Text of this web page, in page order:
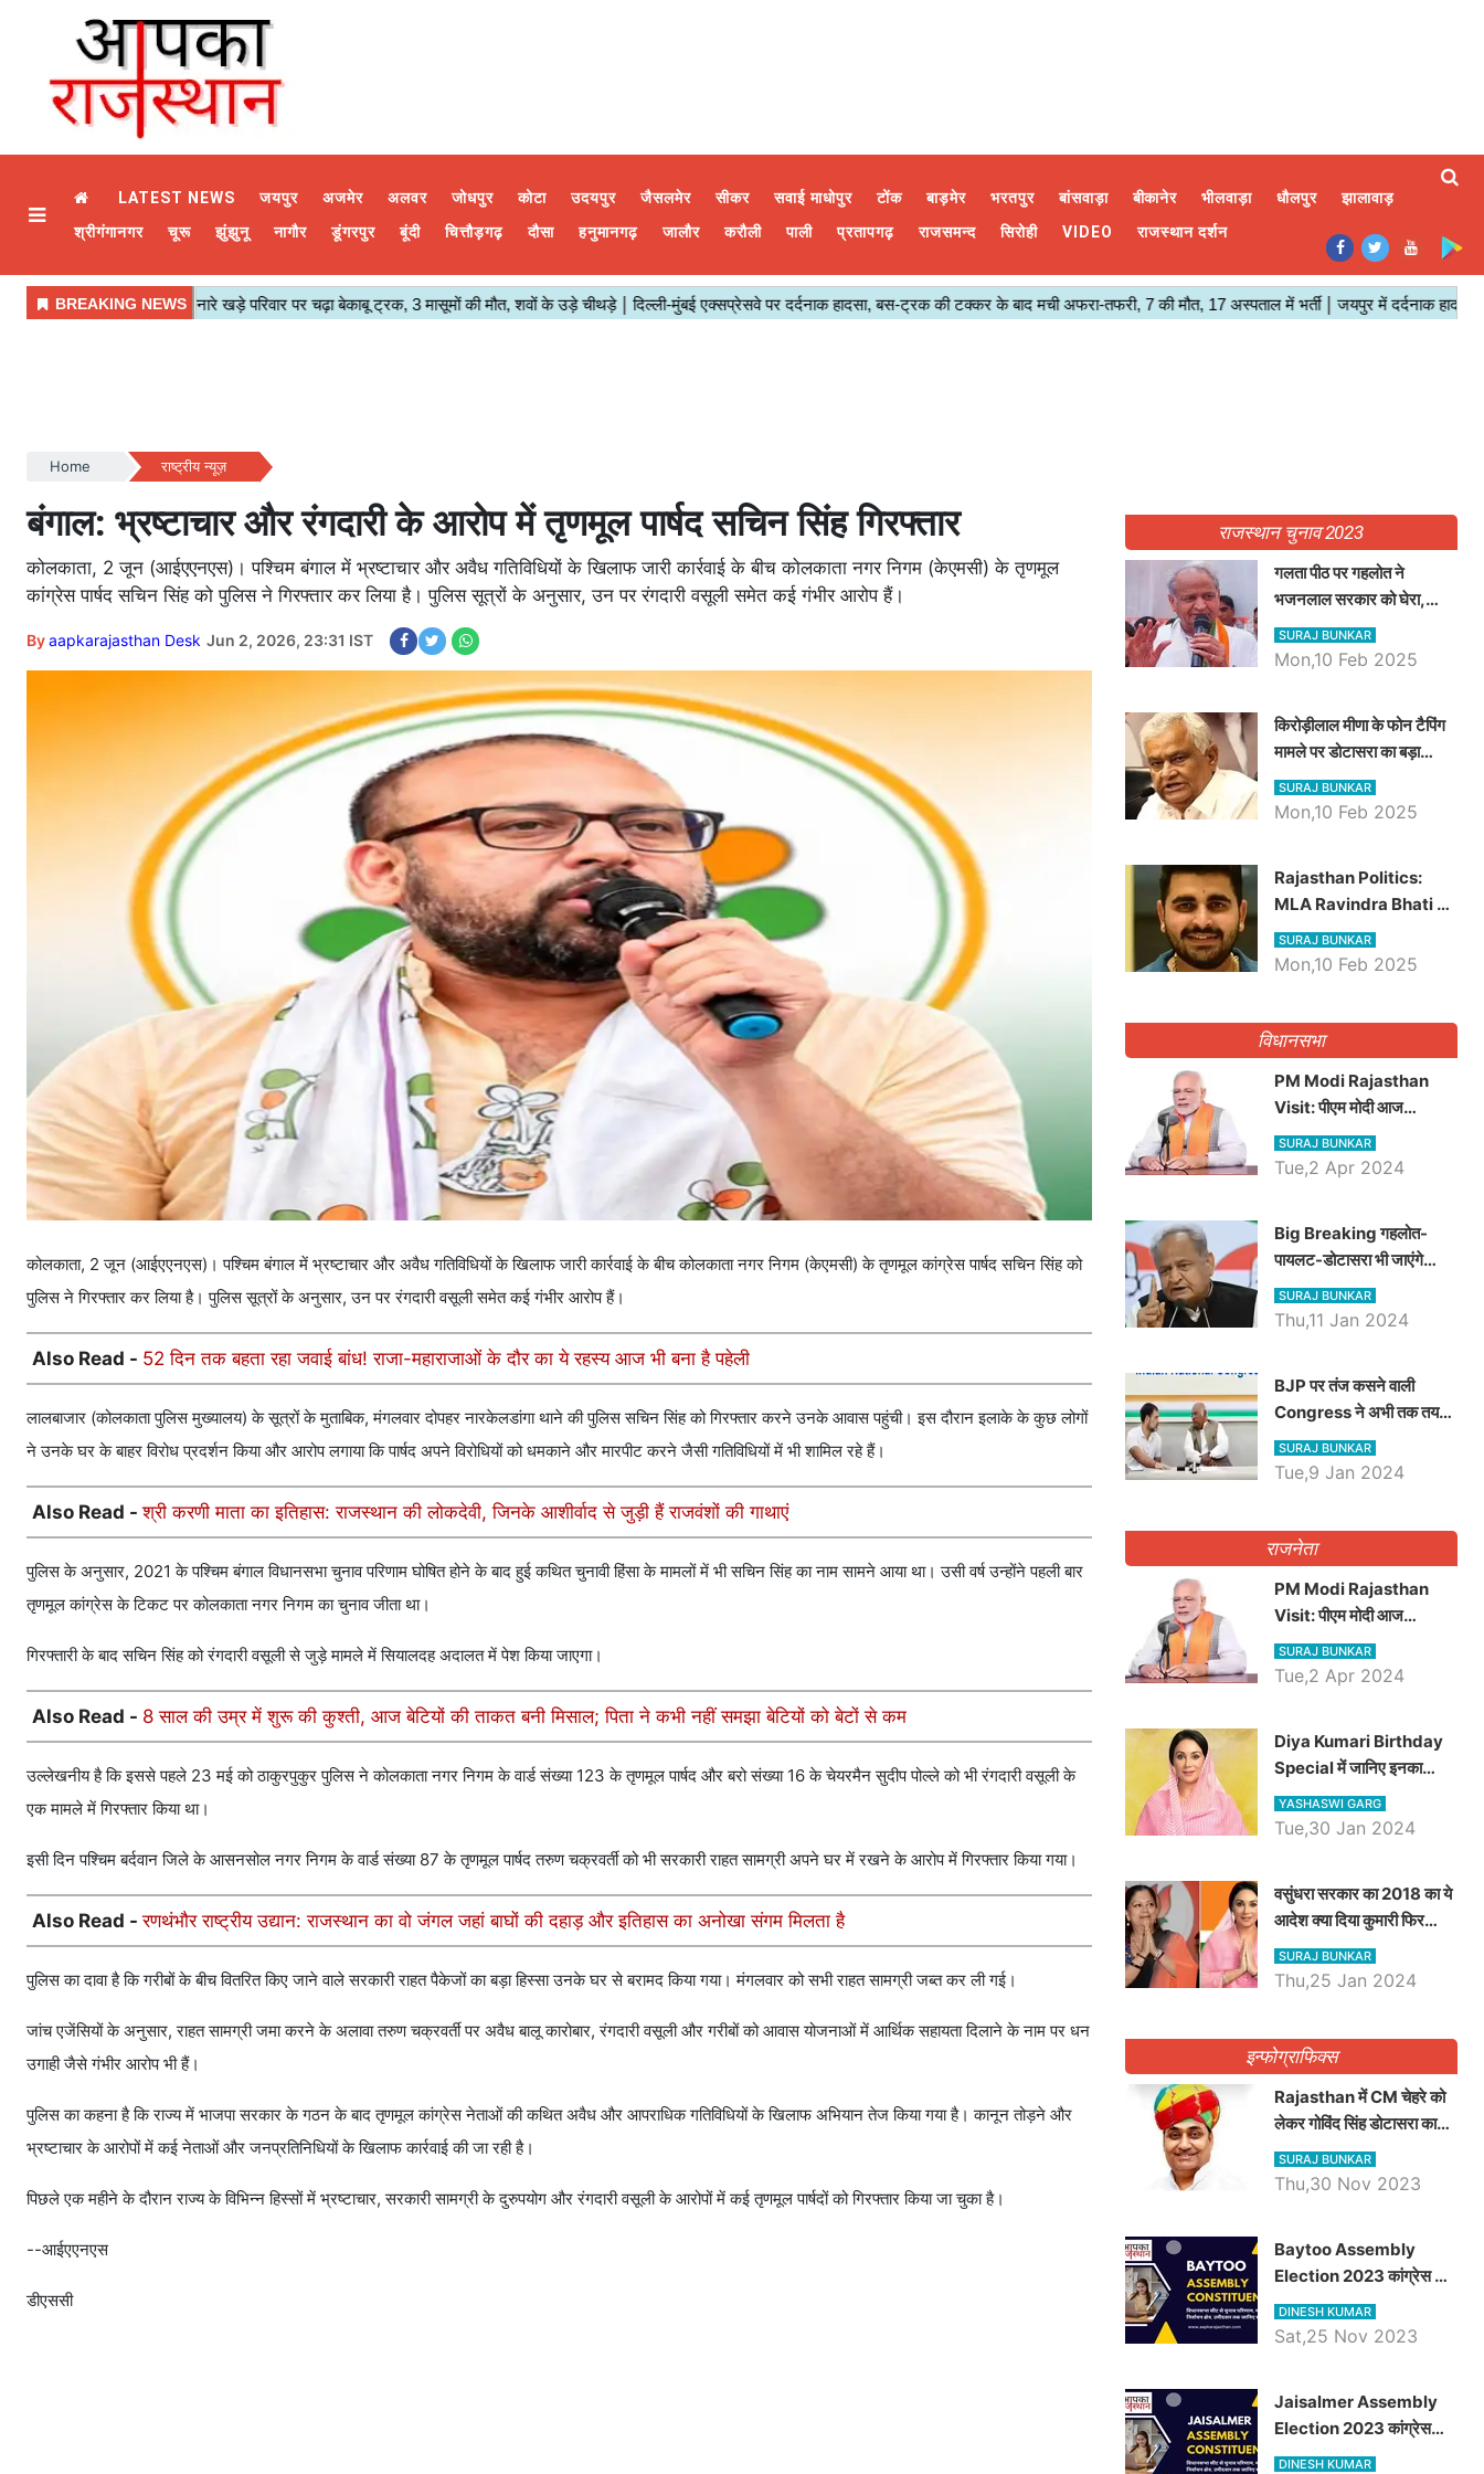
LATEST NEWS जयपुर अजमेर अलवर जोधपुर कोटा उदयपुर जैसलमेर सीकर सवाई माधोपुर टोंक बाड़मेर भरतपुर बांसवाड़ा बीकानेर भीलवाड़ा धौलपुर
झालावाड़
श्रीगंगानगर
चूरू झुंझुनू नागौर डूंगरपुर बूंदी चित्तौड़गढ़ दौसा हनुमानगढ़ जालौर करौली पाली प्रतापगढ़ राजसमन्द सिरोही VIDEO राजस्थान दर्शन
Home राष्ट्रीय न्यूज़
बंगाल: भ्रष्टाचार और रंगदारी के आरोप में तृणमूल पार्षद सचिन सिंह गिरफ्तार
कोलकाता, 2 जून (आईएएनएस)। पश्चिम बंगाल में भ्रष्टाचार और अवैध गतिविधियों के खिलाफ जारी कार्रवाई के बीच कोलकाता नगर निगम (केएमसी) के तृणमूल
कांग्रेस पार्षद सचिन सिंह को पुलिस ने गिरफ्तार कर लिया है। पुलिस सूत्रों के अनुसार, उन पर रंगदारी वसूली समेत कई गंभीर आरोप हैं।
Byaapkarajasthan Desk Jun 2, 2026, 23:31 IST
कोलकाता, 2 जून (आईएएनएस)। पश्चिम बंगाल में भ्रष्टाचार और अवैध गतिविधियों के खिलाफ जारी कार्रवाई के बीच कोलकाता नगर निगम (केएमसी) के तृणमूल कांग्रेस पार्षद सचिन सिंह को
पुलिस ने गिरफ्तार कर लिया है। पुलिस सूत्रों के अनुसार, उन पर रंगदारी वसूली समेत कई गंभीर आरोप हैं।
Also Read - 52 दिन तक बहता रहा जवाई बांध! राजा-महाराजाओं के दौर का ये रहस्य आज भी बना है पहेली
लालबाजार (कोलकाता पुलिस मुख्यालय) के सूत्रों के मुताबिक, मंगलवार दोपहर नारकेलडांगा थाने की पुलिस सचिन सिंह को गिरफ्तार करने उनके आवास पहुंची। इस दौरान इलाके के कुछ लोगों
ने उनके घर के बाहर विरोध प्रदर्शन किया और आरोप लगाया कि पार्षद अपने विरोधियों को धमकाने और मारपीट करने जैसी गतिविधियों में भी शामिल रहे हैं।
Also Read -श्री करणी माता का इतिहास: राजस्थान की लोकदेवी, जिनके आशीर्वाद से जुड़ी हैं राजवंशों की गाथाएं
पुलिस के अनुसार, 2021 के पश्चिम बंगाल विधानसभा चुनाव परिणाम घोषित होने के बाद हुई कथित चुनावी हिंसा के मामलों में भी सचिन सिंह का नाम सामने आया था। उसी वर्ष उन्होंने पहली बार
तृणमूल कांग्रेस के टिकट पर कोलकाता नगर निगम का चुनाव जीता था।
गिरफ्तारी के बाद सचिन सिंह को रंगदारी वसूली से जुड़े मामले में सियालदह अदालत में पेश किया जाएगा।
Also Read - 8 साल की उम्र में शुरू की कुश्ती, आज बेटियों की ताकत बनी मिसाल; पिता ने कभी नहीं समझा बेटियों को बेटों से कम
उल्लेखनीय है कि इससे पहले 23 मई को ठाकुरपुकुर पुलिस ने कोलकाता नगर निगम के वार्ड संख्या 123 के तृणमूल पार्षद और बरो संख्या 16 के चेयरमैन सुदीप पोल्ले को भी रंगदारी वसूली के
एक मामले में गिरफ्तार किया था।
इसी दिन पश्चिम बर्दवान जिले के आसनसोल नगर निगम के वार्ड संख्या 87 के तृणमूल पार्षद तरुण चक्रवर्ती को भी सरकारी राहत सामग्री अपने घर में रखने के आरोप में गिरफ्तार किया गया।
Also Read -रणथंभौर राष्ट्रीय उद्यान: राजस्थान का वो जंगल जहां बाघों की दहाड़ और इतिहास का अनोखा संगम मिलता है
पुलिस का दावा है कि गरीबों के बीच वितरित किए जाने वाले सरकारी राहत पैकेजों का बड़ा हिस्सा उनके घर से बरामद किया गया। मंगलवार को सभी राहत सामग्री जब्त कर ली गई।
जांच एजेंसियों के अनुसार, राहत सामग्री जमा करने के अलावा तरुण चक्रवर्ती पर अवैध बालू कारोबार, रंगदारी वसूली और गरीबों को आवास योजनाओं में आर्थिक सहायता दिलाने के नाम पर धन
उगाही जैसे गंभीर आरोप भी हैं।
पुलिस का कहना है कि राज्य में भाजपा सरकार के गठन के बाद तृणमूल कांग्रेस नेताओं की कथित अवैध और आपराधिक गतिविधियों के खिलाफ अभियान तेज किया गया है। कानून तोड़ने और
भ्रष्टाचार के आरोपों में कई नेताओं और जनप्रतिनिधियों के खिलाफ कार्रवाई की जा रही है।
पिछले एक महीने के दौरान राज्य के विभिन्न हिस्सों में भ्रष्टाचार, सरकारी सामग्री के दुरुपयोग और रंगदारी वसूली के आरोपों में कई तृणमूल पार्षदों को गिरफ्तार किया जा चुका है।
--आईएएनएस
डीएससी
राजस्थान चुनाव 2023
गलता पीठ पर गहलोत ने
भजनलाल सरकार को घेरा,
Video में देखें अब तक बड़ी
खबरें
SURAJ BUNKAR
Mon,10 Feb 2025
किरोड़ीलाल मीणा के फोन टैपिंग
मामले पर डोटासरा का बड़ा
आरोप, वीडियो में देखें AZ बड़ी
खबरें
SURAJ BUNKAR
Mon,10 Feb 2025
Rajasthan Politics:
MLA Ravindra Bhati ने
प्रदेश की शिक्षा व्यवस्था पर
उठाए सवाल, Madan
SURAJ BUNKAR
Mon,10 Feb 2025
विधानसभा
PM Modi Rajasthan
Visit: पीएम मोदी आज
राजस्थान में कोटपूतली में करेंगे
विशाल रैली, एक सभा से 8 सीटों
SURAJ BUNKAR
Tue,2 Apr 2024
Big Breaking गहलोत-
पायलट-डोटासरा भी जाएंगे
अयोध्या, करेंगे रामलला के दर्शन
SURAJ BUNKAR
Thu,11 Jan 2024
BJP पर तंज कसने वाली
Congress ने अभी तक तय
नहीं किया नेता प्रतिपक्ष, जानें
कौन होगा दावेदार
SURAJ BUNKAR
Tue,9 Jan 2024
राजनेता
PM Modi Rajasthan
Visit: पीएम मोदी आज
राजस्थान में कोटपूतली में करेंगे
विशाल रैली, एक सभा से 8 सीटों
SURAJ BUNKAR
Tue,2 Apr 2024
Diya Kumari Birthday
Special में जानिए इनका
राजकुमारी से राजस्थान की
डिप्टी सीएम बनने तक का सफर,
YASHASWI GARG
Tue,30 Jan 2024
वसुंधरा सरकार का 2018 का ये
आदेश क्या दिया कुमारी फिर
करेंगी लागू? कांग्रेस सरकार ने
किया था निरस्त
SURAJ BUNKAR
Thu,25 Jan 2024
इन्फोग्राफिक्स
Rajasthan में CM चेहरे को
लेकर गोविंद सिंह डोटासरा का
बड़ा बयान आया सामने, जानें
विचार
SURAJ BUNKAR
Thu,30 Nov 2023
Baytoo Assembly
Election 2023 कांग्रेस से
हरीश चौधरी तो बालाराम मुंड होंगे
भाजपा उम्मीदवार, जानिये बायतू
DINESH KUMAR
Sat,25 Nov 2023
​​​​​​​Jaisalmer Assembly
Election 2023 कांग्रेस
रूपा राम मेघवाल तो छोटु सिंह
DINESH KUMAR